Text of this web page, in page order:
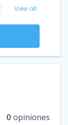
View all
0 opiniones